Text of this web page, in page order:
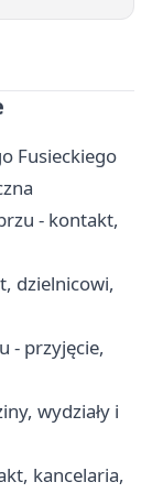
Fusieckiego
- kontakt,
dzielnicowi,
- przyjęcie,
wydziały i
kancelaria,